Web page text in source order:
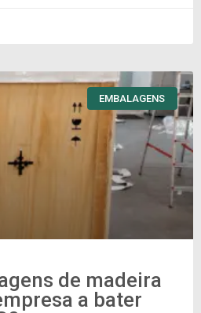
EMBALAGENS
de madeira
a bater